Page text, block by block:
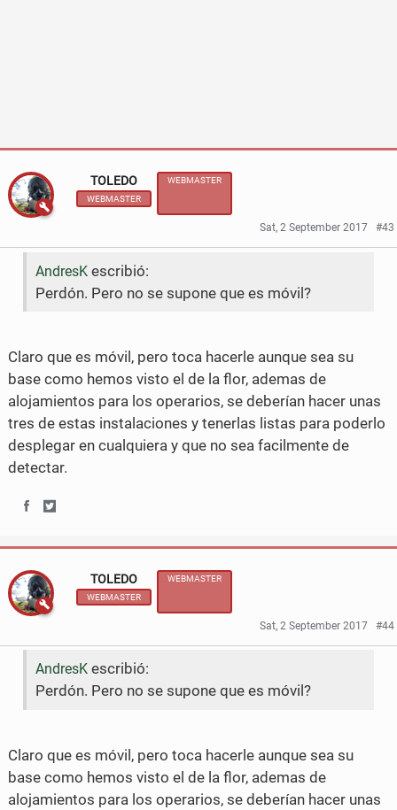
e
b
o
k
t
t
TOLEDO
WEBMASTER
WEBMASTER
Sat, 2 September 2017 #43
AndresKescribió:
Perdón. Pero no se supone que es móvil?
Claro que es móvil, pero toca hacerle aunque sea su
base como hemos visto el de la flor, ademas de
alojamientos para los operarios, se deberían hacer unas
tres de estas instalaciones y tenerlas listas para poderlo
desplegar en cualquiera y que no sea facilmente de
detectar.
h
a
r
e
c
h
a
r
e
o
i
TOLEDO
WEBMASTER
WEBMASTER
Sat, 2 September 2017 #44
AndresKescribió:
Perdón. Pero no se supone que es móvil?
Claro que es móvil, pero toca hacerle aunque sea su
base como hemos visto el de la flor, ademas de
alojamientos para los operarios, se deberían hacer unas